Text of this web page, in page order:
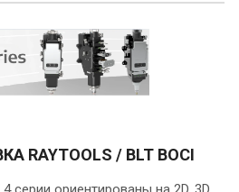
RAYTOOLS / BLT BOCI